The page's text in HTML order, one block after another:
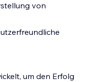
von
um den Erfolg